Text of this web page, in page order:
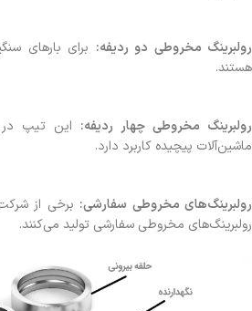
رولبرینگ مخروطی دو ردیفه: برای بارهای
هستند.
رولبرینگ مخروطی چهار ردیفه: این تیپ در
ماشین‌آلات پیچیده کاربرد دارد.
رولبرینگ‌های مخروطی سفارشی: برخی از
رولبرینگ‌های مخروطی سفارشی تولید می‌کنند.